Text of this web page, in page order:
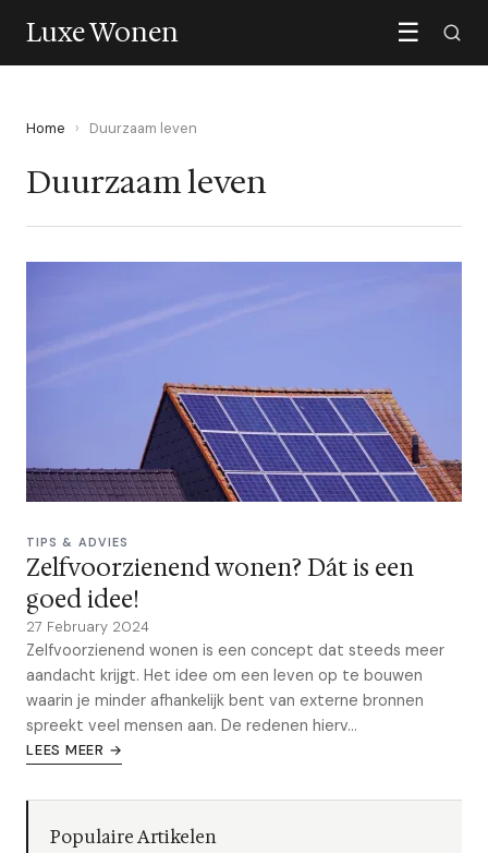
Luxe Wonen ☰
Home › Duurzaam leven
Duurzaam leven
TIPS & ADVIES
Zelfvoorzienend wonen? Dát is een
goed idee!
27 February 2024
Zelfvoorzienend wonen is een concept dat steeds meer
aandacht krijgt. Het idee om een leven op te bouwen
waarin je minder afhankelijk bent van externe bronnen
spreekt veel mensen aan. De redenen hierv...
LEES MEER →
Populaire Artikelen